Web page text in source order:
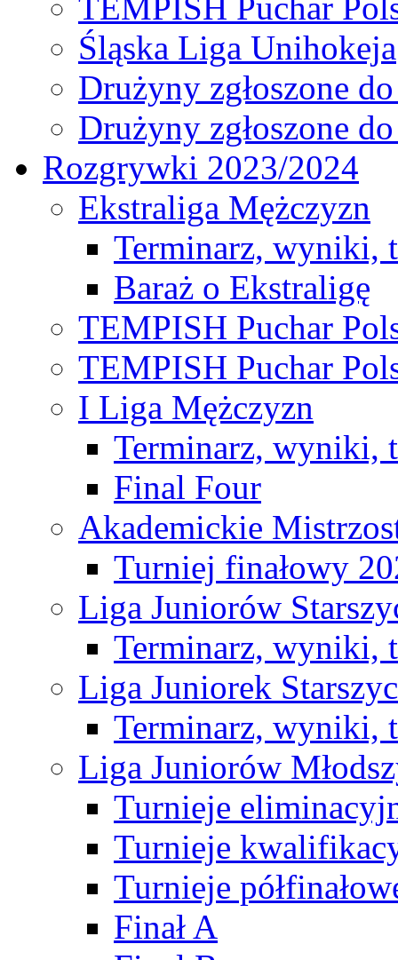
Śląska Liga Unihokeja
Drużyny zgłoszone
Drużyny zgłoszone
Rozgrywki 2023/2024
Ekstraliga Mężczyzn
Terminarz, wyniki,
Baraż o Ekstraligę
TEMPISH Puchar
TEMPISH Puchar
I Liga Mężczyzn
Terminarz, wyniki,
Final Four
Akademickie
Turniej finałowy
Liga Juniorów
Terminarz, wyniki,
Liga Juniorek
Terminarz, wyniki,
Liga Juniorów
Turnieje
Turnieje
Turnieje
Finał A